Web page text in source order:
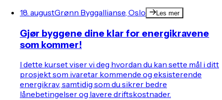
18. augustGrønn Byggallianse, Oslo Les mer
Gjør byggene dine klar for energikravene
som kommer!
I dette kurset viser vi deg hvordan du kan sette mål i ditt
prosjekt som ivaretar kommende og eksisterende
energikrav, samtidig som du sikrer bedre
lånebetingelser og lavere driftskostnader.